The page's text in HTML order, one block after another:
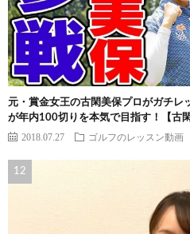
元・賞金女王の古閑美保プロがガチレ
が年内100切りを本気で目指す！【古
2018.07.27 ゴルフのレッスン動画